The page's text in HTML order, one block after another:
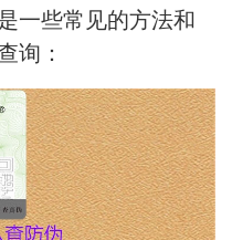
一些常见的方法和
询：